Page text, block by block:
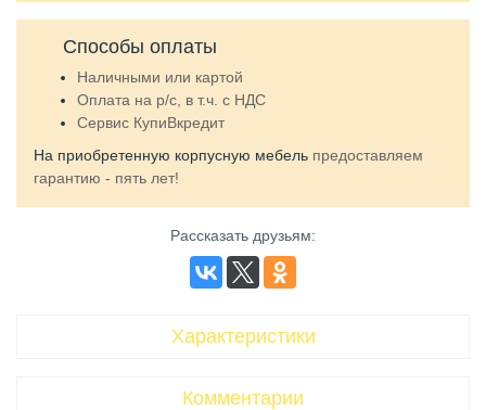
Способы оплаты
Наличными или картой
Оплата на р/c, в т.ч. с НДС
Сервис КупиВкредит
На приобретенную корпусную мебель предоставляем
гарантию - пять лет!
Рассказать друзьям:
Характеристики
Комментарии